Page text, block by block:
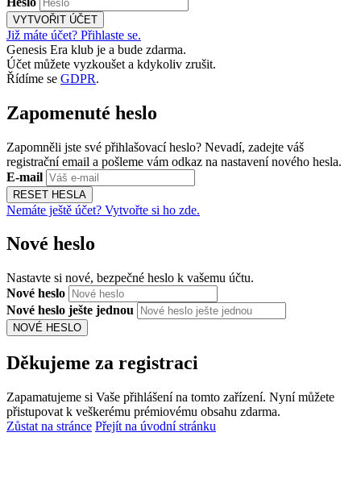
VYTVOŘIT ÚČET
Již máte účet? Přihlaste se.
Genesis Era klub je a bude zdarma.
Účet můžete vyzkoušet a kdykoliv zrušit.
Řídíme se GDPR.
Zapomenuté heslo
Zapomněli jste své přihlašovací heslo? Nevadí, zadejte váš
registrační email a pošleme vám odkaz na nastavení nového hesla.
E-mail
RESET HESLA
Nemáte ještě účet? Vytvořte si ho zde.
Nové heslo
Nastavte si nové, bezpečné heslo k vašemu účtu.
Nové heslo
Nové heslo ješte jednou
NOVÉ HESLO
Děkujeme za registraci
Zapamatujeme si Vaše přihlášení na tomto zařízení. Nyní můžete
přistupovat k veškerému prémiovému obsahu zdarma.
Zůstat na stránce Přejít na úvodní stránku